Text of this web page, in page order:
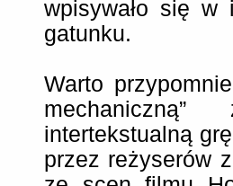
wpisywało się w
gatunku.
Warto
mechaniczną”
intertekstualną
przez reżyserów